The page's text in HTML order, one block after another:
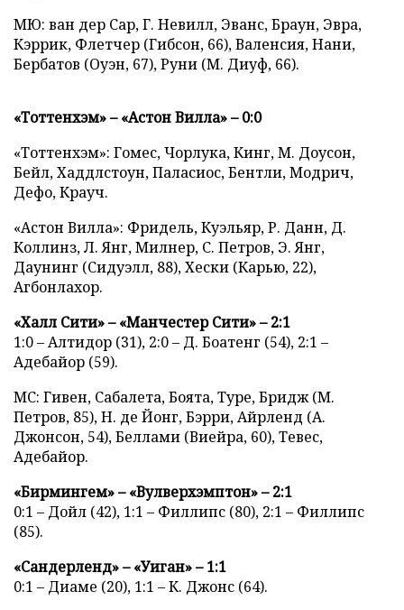
МЮ: ван дер Сар, Г. Невилл, Эванс, Браун, Эвра,
Кэррик, Флетчер (Гибсон, 66), Валенсия, Нани,
Бербатов (Оуэн, 67), Руни (М. Диуф, 66).
«Тоттенхэм» – «Астон Вилла» – 0:0
«Тоттенхэм»: Гомес, Чорлука, Кинг, М. Доусон,
Бейл, Хаддлстоун, Паласиос, Бентли, Модрич,
Дефо, Крауч.
«Астон Вилла»: Фридель, Куэльяр, Р. Данн, Д.
Коллинз, Л. Янг, Милнер, С. Петров, Э. Янг,
Даунинг (Сидуэлл, 88), Хески (Карью, 22),
Агбонлахор.
«Халл Сити» – «Манчестер Сити» – 2:1
1:0 – Алтидор (31), 2:0 – Д. Боатенг (54), 2:1 –
Адебайор (59).
МС: Гивен, Сабалета, Боята, Туре, Бридж (М.
Петров, 85), Н. де Йонг, Бэрри, Айрленд (А.
Джонсон, 54), Беллами (Виейра, 60), Тевес,
Адебайор.
«Бирмингем» – «Вулверхэмптон» – 2:1
0:1 – Дойл (42), 1:1 – Филлипс (80), 2:1 – Филлипс
(85).
«Сандерленд» – «Уиган» – 1:1
0:1 – Диаме (20), 1:1 – К. Джонс (64).